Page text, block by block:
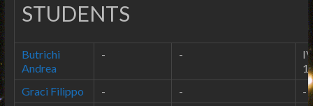
STUDENTS
Butrichi
Andrea
- -
Graci Filippo
- -
-